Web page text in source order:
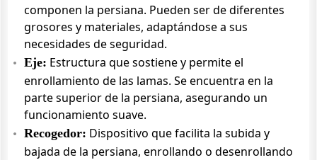
componen la persiana. Pueden ser de diferentes
grosores y materiales, adaptándose a sus
necesidades de seguridad.
Eje: Estructura que sostiene y permite el
enrollamiento de las lamas. Se encuentra en la
parte superior de la persiana, asegurando un
funcionamiento suave.
Recogedor: Dispositivo que facilita la subida y
bajada de la persiana, enrollando o desenrollando